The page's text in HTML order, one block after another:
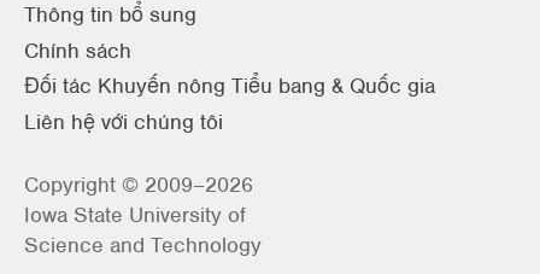
Thông tin bổ sung
Chính sách
Đối tác Khuyến nông Tiểu bang & Quốc gia
Liên hệ với chúng tôi
Copyright © 2009–2026
Iowa State University of
Science and Technology